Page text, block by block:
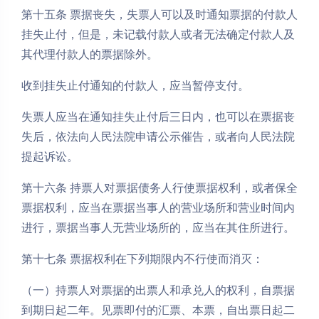
第十五条 票据丧失，失票人可以及时通知票据的付款人
挂失止付，但是，未记载付款人或者无法确定付款人及
其代理付款人的票据除外。
收到挂失止付通知的付款人，应当暂停支付。
失票人应当在通知挂失止付后三日内，也可以在票据丧
失后，依法向人民法院申请公示催告，或者向人民法院
提起诉讼。
第十六条 持票人对票据债务人行使票据权利，或者保全
票据权利，应当在票据当事人的营业场所和营业时间内
进行，票据当事人无营业场所的，应当在其住所进行。
第十七条 票据权利在下列期限内不行使而消灭：
（一）持票人对票据的出票人和承兑人的权利，自票据
到期日起二年。见票即付的汇票、本票，自出票日起二